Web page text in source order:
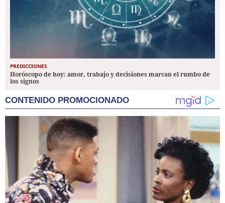
PREDICCIONES
Horóscopo de hoy: amor, trabajo y decisiones marcan el rumbo de
los signos
CONTENIDO PROMOCIONADO